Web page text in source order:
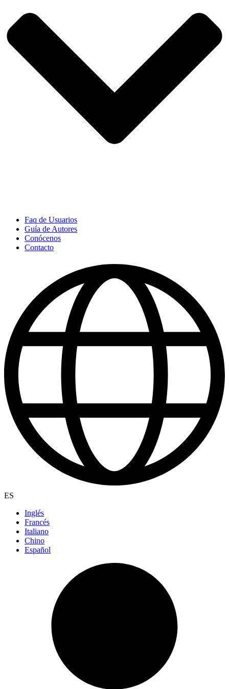
Faq de Usuarios
Guía de Autores
Conócenos
Contacto
ES
Inglés
Francés
Italiano
Chino
Español